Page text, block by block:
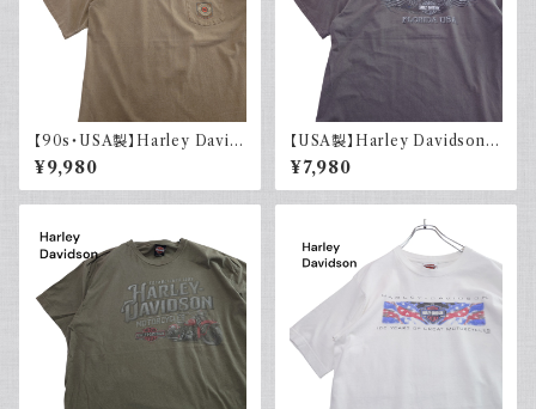
【90s・USA製】Harley David
son ハーレーダビッドソン ポケ
ット付き Tシャツ 古着 フェード
シングルステッチ ベージュ ヴィ
¥9,980
【USA製】Harley Davidson
ハーレーダビッドソン プリントT
シャツ 古着 フェードグレー 00s
イーグル 大きめ
¥7,980